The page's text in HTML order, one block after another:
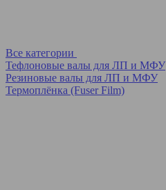
Все категории
Тефлоновые валы для ЛП и МФУ
Резиновые валы для ЛП и МФУ
Термоплёнка (Fuser Film)